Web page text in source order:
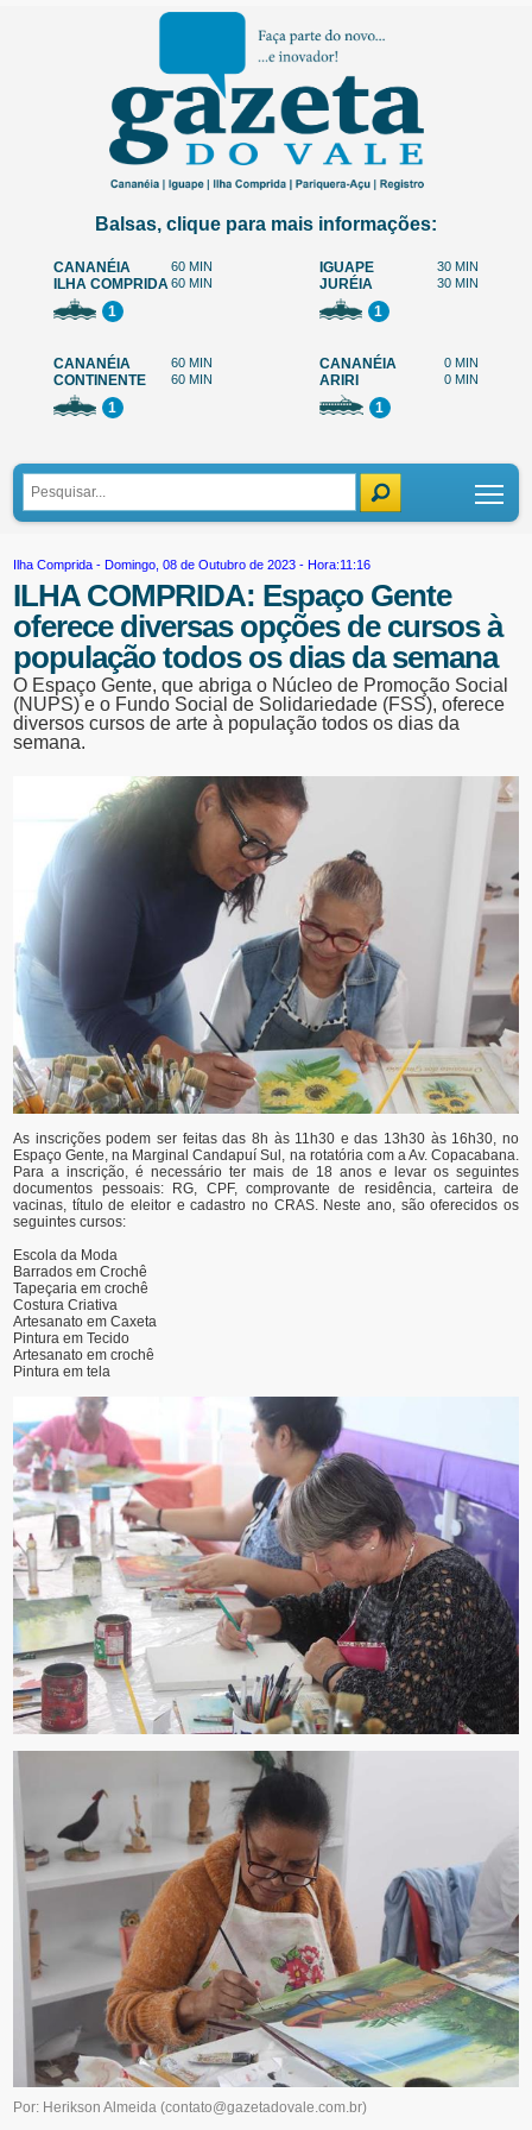
Balsas, clique para mais informações:
CANANÉIA 60 MIN
ILHA COMPRIDA60 MIN
1
IGUAPE 30 MIN
JURÉIA 30 MIN
1
CANANÉIA 60 MIN
CONTINENTE 60 MIN
1
CANANÉIA 0 MIN
ARIRI 0 MIN
1
Ilha Comprida - Domingo, 08 de Outubro de 2023 - Hora:11:16
ILHA COMPRIDA: Espaço Gente
oferece diversas opções de cursos à
população todos os dias da semana
O Espaço Gente, que abriga o Núcleo de Promoção Social
(NUPS) e o Fundo Social de Solidariedade (FSS), oferece
diversos cursos de arte à população todos os dias da
semana.
As inscrições podem ser feitas das 8h às 11h30 e das 13h30 às 16h30, no
Espaço Gente, na Marginal Candapuí Sul, na rotatória com a Av. Copacabana.
Para a inscrição, é necessário ter mais de 18 anos e levar os seguintes
documentos pessoais: RG, CPF, comprovante de residência, carteira de
vacinas, título de eleitor e cadastro no CRAS. Neste ano, são oferecidos os
seguintes cursos:
Escola da Moda
Barrados em Crochê
Tapeçaria em crochê
Costura Criativa
Artesanato em Caxeta
Pintura em Tecido
Artesanato em crochê
Pintura em tela
Por: Herikson Almeida (contato@gazetadovale.com.br)